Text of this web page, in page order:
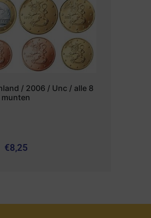
/ 2006 / Unc / alle 8
munten
€8,25